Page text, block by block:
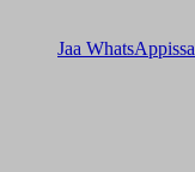
Jaa WhatsAppissa